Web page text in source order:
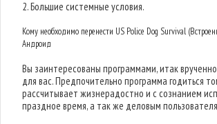
2. Большие системные условия.
Кому необходимо перенести US Police Dog Survival
Андроид
Вы заинтересованы программами, итак
для вас. Предпочительно программа годиться
рассчитывает жизнерадостно и с сознанием
праздное время, а так же деловым